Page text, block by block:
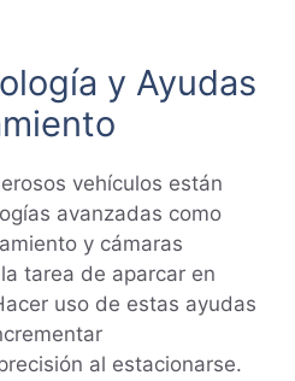
y Ayudas
vehículos están
avanzadas como
y cámaras
tarea de aparcar en
uso de estas ayudas
al estacionarse.